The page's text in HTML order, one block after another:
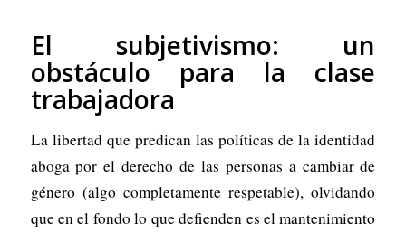
El subjetivismo: un
obstáculo para la clase
trabajadora
La libertad que predican las políticas de la identidad
aboga por el derecho de las personas a cambiar de
género (algo completamente respetable), olvidando
que en el fondo lo que defienden es el mantenimiento